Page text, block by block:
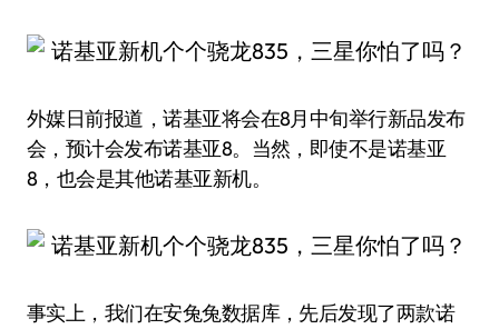
外媒日前报道，诺基亚将会在8月中旬举行新品发布
会，预计会发布诺基亚8。当然，即使不是诺基亚
8，也会是其他诺基亚新机。
事实上，我们在安兔兔数据库，先后发现了两款诺